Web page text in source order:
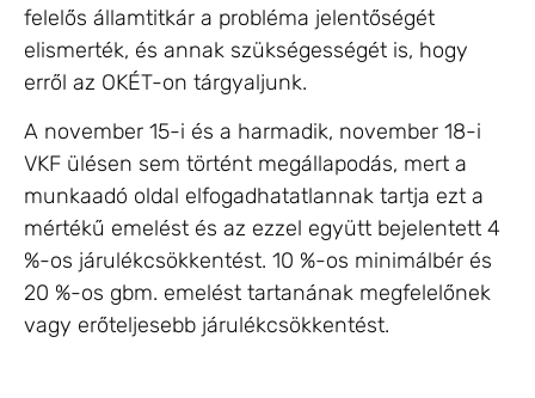
felelős államtitkár a probléma jelentőségét
elismerték, és annak szükségességét is, hogy
erről az OKÉT-on tárgyaljunk.
A november 15-i és a harmadik, november 18-i
VKF ülésen sem történt megállapodás, mert a
munkaadó oldal elfogadhatatlannak tartja ezt a
mértékű emelést és az ezzel együtt bejelentett 4
%-os járulékcsökkentést. 10 %-os minimálbér és
20 %-os gbm. emelést tartanának megfelelőnek
vagy erőteljesebb járulékcsökkentést.